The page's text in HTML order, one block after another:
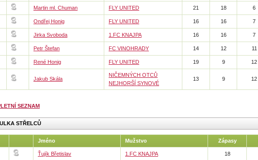
Martin ml. Chuman FLY UNITED 21 18 6
Ondřej Honig FLY UNITED 16 16 7
Jirka Svoboda 1.FC KNAJPA 16 16 7
Petr Štefan FC VINOHRADY 14 12 11
René Honig FLY UNITED 19 9 12
Jakub Skála
NIČEMNÝCH OTCŮ
NEJHORŠÍ SYNOVÉ
13 9 12
SEZNAM
STŘELCŮ
Jméno Mužstvo Zápasy
Ťujík Břetislav 1.FC KNAJPA 18